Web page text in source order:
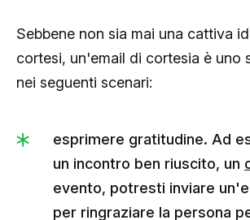
Sebbene non sia mai una cattiva
cortesi, un'email di cortesia è uno
nei seguenti scenari:
esprimere gratitudine. Ad
un incontro ben riuscito, un
evento, potresti inviare
per ringraziare la persona